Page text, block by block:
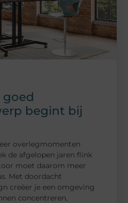
goed
begint bij
overlegmomenten
de afgelopen jaren flink
moet daarom meer
Met doordacht
creëer je een omgeving
concentreren,